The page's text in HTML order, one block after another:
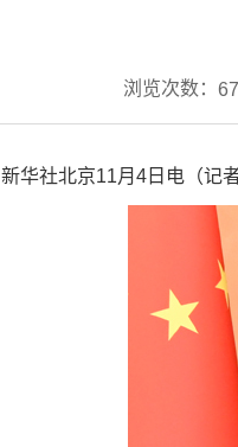
浏览次数：
新华社北京11月4日电（记